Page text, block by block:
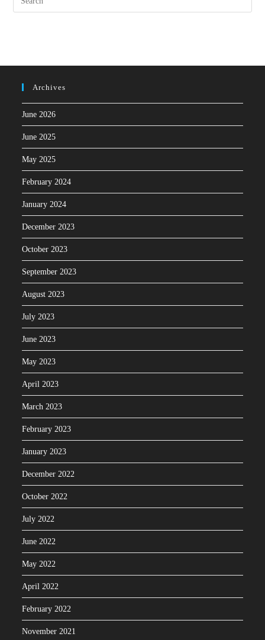
Archives
June 2026
June 2025
May 2025
February 2024
January 2024
December 2023
October 2023
September 2023
August 2023
July 2023
June 2023
May 2023
April 2023
March 2023
February 2023
January 2023
December 2022
October 2022
July 2022
June 2022
May 2022
April 2022
February 2022
November 2021